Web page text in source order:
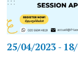
25/04/2023 -